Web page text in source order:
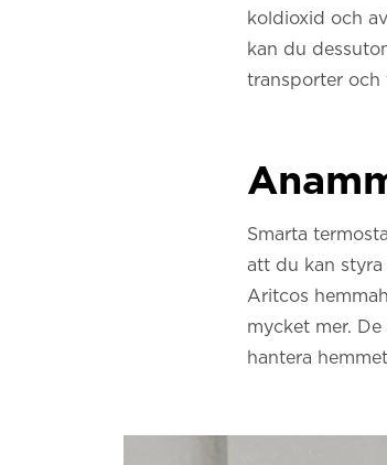
koldioxid och
kan du
transporter och
Smarta
att du kan
Aritcos
mycket mer.
hantera